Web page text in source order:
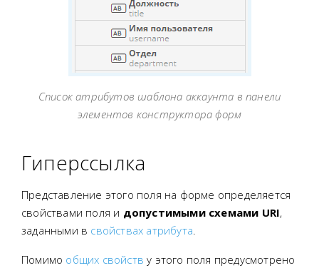
Список атрибутов шаблона аккаунта в панели
элементов конструктора форм
Гиперссылка
Представление этого поля на форме определяется
свойствами поля и допустимыми схемами URI,
заданными в свойствах атрибута
Помимо общих свойств у этого поля предусмотрено